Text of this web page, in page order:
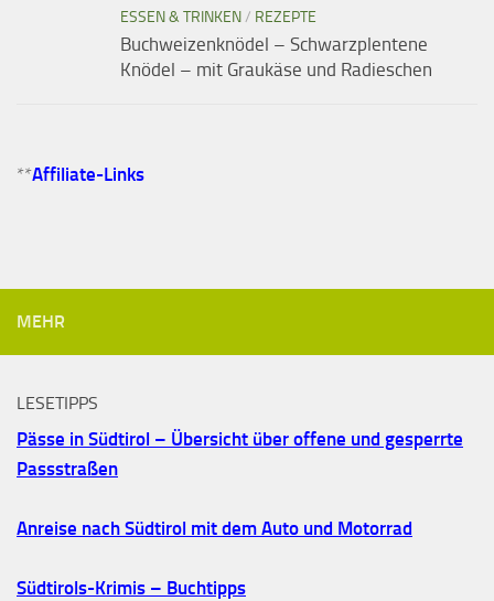
ESSEN & TRINKEN/ REZEPTE
Buchweizenknödel – Schwarzplentene
Knödel – mit Graukäse und Radieschen
**Affiliate-Links
MEHR
LESETIPPS
Pässe in Südtirol – Übersicht über offene und gesperrte
Passstraßen
Anreise nach Südtirol mit dem Auto und Motorrad
Südtirols-Krimis – Buchtipps